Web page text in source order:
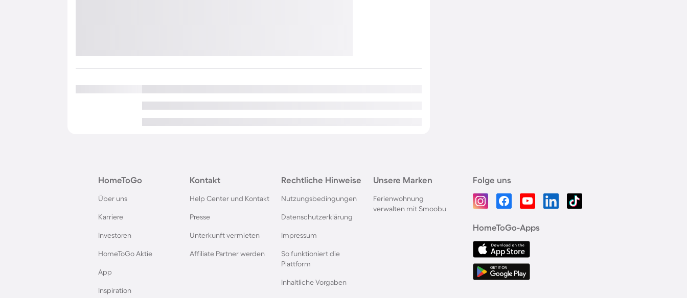
HomeToGo
Über uns
Karriere
Investoren
HomeToGo Aktie
App
Inspiration
Kontakt
Help Center und Kontakt
Presse
Unterkunft vermieten
Affiliate Partner werden
Rechtliche Hinweise
Nutzungsbedingungen
Datenschutzerklärung
Impressum
So funktioniert die
Plattform
Inhaltliche Vorgaben
Unsere Marken
Ferienwohnung
verwalten mit Smoobu
Folge uns
HomeToGo-Apps